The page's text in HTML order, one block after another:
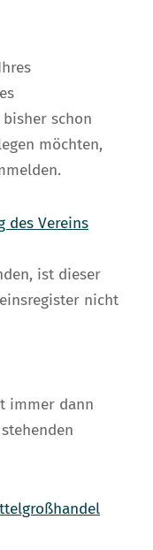
schon
möchten,
des Vereins
ist dieser
nicht
immer dann